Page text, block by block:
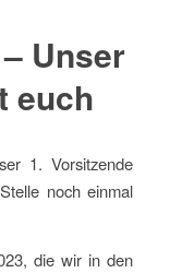
Unser
euch
1. Vorsitzende
noch einmal
die wir in den